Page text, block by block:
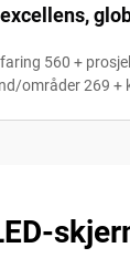
560 +
områder 269 +